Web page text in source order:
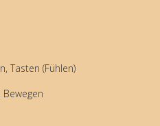
Tasten (Fühlen)
Bewegen